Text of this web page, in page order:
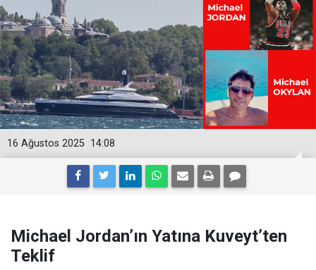
14:08
16 Ağustos 2025
Michael Jordan’ın Yatına Kuveyt’ten
Teklif